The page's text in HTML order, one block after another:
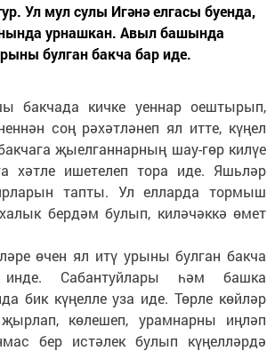
Ул мул сулы Игәнә елгасы буенда,
урнашкан. Авыл башында
булган бакча бар иде.
бакчада кичке уеннар оештырып,
соң рәхәтләнеп ял итте, күңел
җыелганнарның шау-гөр килүе
хәтле ишетелеп тора иде. Яшьләр
тапты. Ул елларда тормыш
бердәм булып, киләчәккә өмет
өчен ял итү урыны булган бакча
Сабантуйлары һәм башка
бик күңелле уза иде. Төрле көйләр
көлешеп, урамнарны иңләп
бер истәлек булып күңелләрдә